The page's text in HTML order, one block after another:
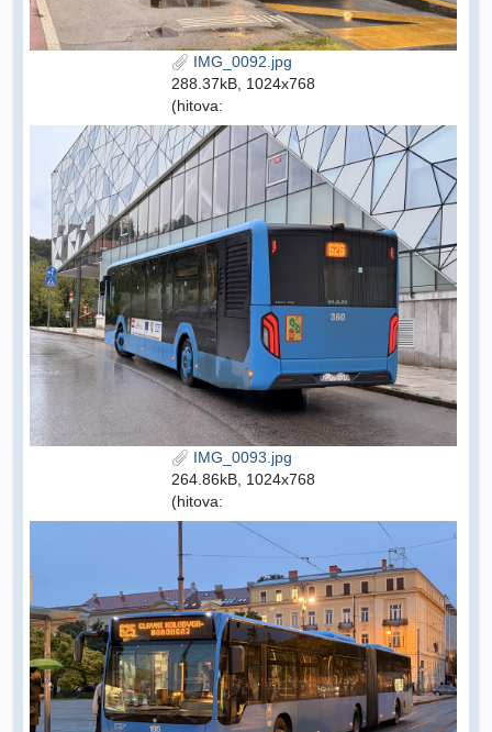
IMG_0092.jpg
288.37kB, 1024x768
(hitova:
IMG_0093.jpg
264.86kB, 1024x768
(hitova: